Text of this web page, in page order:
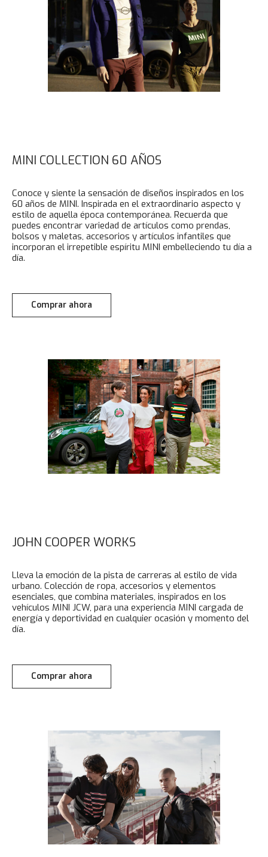
MINI COLLECTION 60 AÑOS
Conoce y siente la sensación de diseños inspirados en los
60 años de MINI. Inspirada en el extraordinario aspecto y
estilo de aquella época contemporánea. Recuerda que
puedes encontrar variedad de artículos como prendas,
bolsos y maletas, accesorios y artículos infantiles que
incorporan el irrepetible espíritu MINI embelleciendo tu día a
día.
Comprar ahora
JOHN COOPER WORKS
Lleva la emoción de la pista de carreras al estilo de vida
urbano. Colección de ropa, accesorios y elementos
esenciales, que combina materiales, inspirados en los
vehículos MINI JCW, para una experiencia MINI cargada de
energía y deportividad en cualquier ocasión y momento del
día.
Comprar ahora